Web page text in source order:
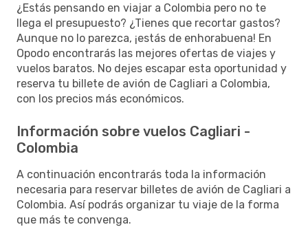
¿Estás pensando en viajar a Colombia pero no te
llega el presupuesto? ¿Tienes que recortar gastos?
Aunque no lo parezca, ¡estás de enhorabuena! En
Opodo encontrarás las mejores ofertas de viajes y
vuelos baratos. No dejes escapar esta oportunidad y
reserva tu billete de avión de Cagliari a Colombia,
con los precios más económicos.
Información sobre vuelos Cagliari -
Colombia
A continuación encontrarás toda la información
necesaria para reservar billetes de avión de Cagliari a
Colombia. Así podrás organizar tu viaje de la forma
que más te convenga.